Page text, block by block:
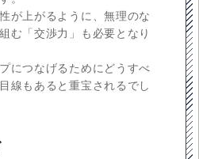
が上がるように、無理のな
む「交渉力」も必要となり
につなげるためにどうすべ
線もあると重宝されるでし